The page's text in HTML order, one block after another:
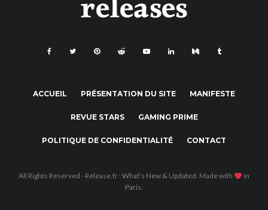
ACCUEIL PRÉSENTATION DU SITE MANIFESTE
REVUE STARS GAMING PRIME
POLITIQUE DE CONFIDENTIALITÉ CONTACT
All Rights Reserved - Release.fr : What's New & Updated. Made with
in
Paris.